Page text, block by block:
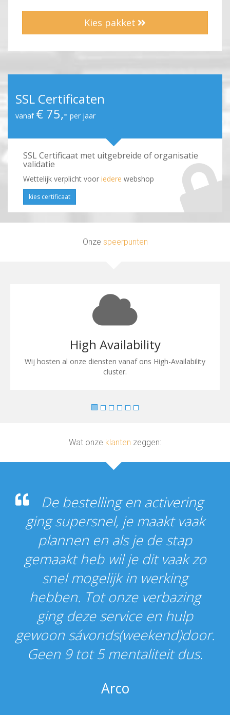
Kies pakket
SSL Certificaten
vanaf € 75,- per jaar
SSL Certificaat met uitgebreide of organisatie
validatie
Wettelijk verplicht voor iedere webshop
kies certificaat
Onze speerpunten
High Availability
Wij hosten al onze diensten vanaf ons High-Availability
cluster.
Wat onze klanten zeggen:
De bestelling en activering
ging supersnel, je maakt vaak
plannen en als je de stap
gemaakt heb wil je dit vaak zo
snel mogelijk in werking
hebben. Tot onze verbazing
ging deze service en hulp
gewoon sávonds(weekend)door.
Geen 9 tot 5 mentaliteit dus.
Arco